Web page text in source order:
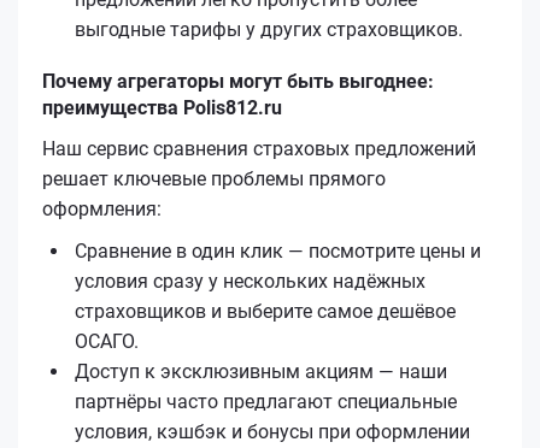
выгодные тарифы у других страховщиков.
Почему агрегаторы могут быть выгоднее:
преимущества Polis812.ru
Наш сервис сравнения страховых предложений
решает ключевые проблемы прямого
оформления:
Сравнение в один клик — посмотрите цены и
условия сразу у нескольких надёжных
страховщиков и выберите самое дешёвое
ОСАГО.
Доступ к эксклюзивным акциям — наши
партнёры часто предлагают специальные
условия, кэшбэк и бонусы при оформлении